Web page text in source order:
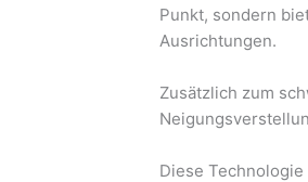
Punkt, sondern
Ausrichtungen.
Zusätzlich zum
Diese